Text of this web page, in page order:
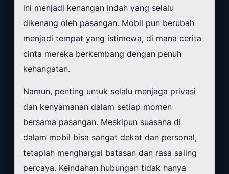
ini menjadi kenangan indah yang selalu
dikenang oleh pasangan. Mobil pun berubah
menjadi tempat yang istimewa, di mana cerita
cinta mereka berkembang dengan penuh
kehangatan.
Namun, penting untuk selalu menjaga privasi
dan kenyamanan dalam setiap momen
bersama pasangan. Meskipun suasana di
dalam mobil bisa sangat dekat dan personal,
tetaplah menghargai batasan dan rasa saling
percaya. Keindahan hubungan tidak hanya